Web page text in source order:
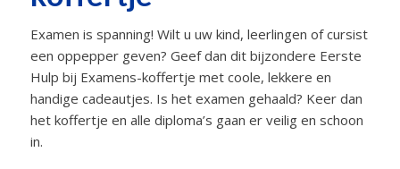
Examen is spanning! Wilt u uw kind, leerlingen of cursist
een oppepper geven? Geef dan dit bijzondere Eerste
Hulp bij Examens-koffertje met coole, lekkere en
handige cadeautjes. Is het examen gehaald? Keer dan
het koffertje en alle diploma’s gaan er veilig en schoon
in.